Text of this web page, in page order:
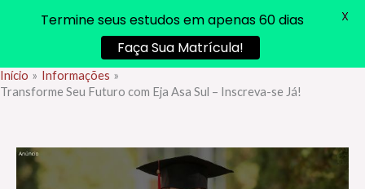
Ir
para
Início
Informações
Transforme Seu Futuro com Eja Asa Sul – Inscreva-se Já!
Termine seus estudos em apenas 60 dias
Faça Sua Matrícula!
X